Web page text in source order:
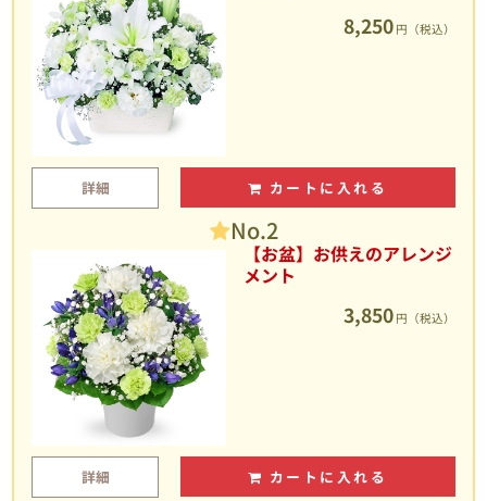
8,250 円（税込）
詳細 カートに入れる
No.2
【お盆】お供えのアレンジ
メント
3,850 円（税込）
詳細 カートに入れる